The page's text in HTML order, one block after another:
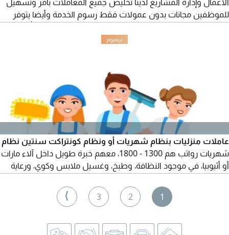
للموظفين مجانات بدون عمولات فقط رسوم الخدمة وأيضا يتوفر
24 ساعة واستقدام العائلة وأيضا تخليص اجراءات الاسترحام
عاملات منزليات بنظام شهريات أو ونظام كونتراكت سنتين نظام
شهريات رواتب هم 1300 - 1800، معهم خبرة طويل داخل آلاء مارات
أو أثيوبيا، في موجود النظافة، وطبخ، وغسيل ملابس وكوي، ورعاية
1
2
3
⟩